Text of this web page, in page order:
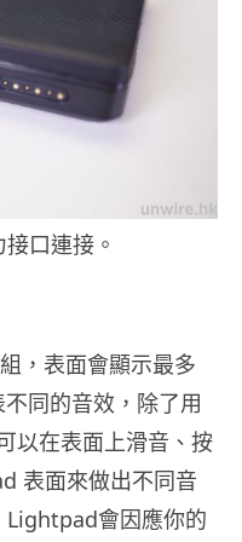
口連接。
，表面會顯示最多
同的音效，除了用
以在表面上滑音、按
表面來做出不同音
Lightpad會因應你的